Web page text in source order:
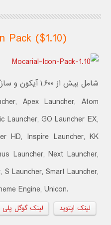
Pack ($1.10)
شامل بیش از ۱,۶۰۰ آیکون و سازگار با :
Apex Launcher, Atom
Launcher, GO Launcher EX,
HD, Inspire Launcher, KK
Launcher, Next Launcher,
Launcher, Smart Launcher,
Engine, Unicon.
لینک گوگل پلی لینک اپتوید